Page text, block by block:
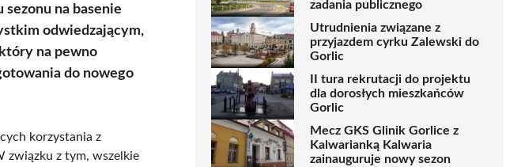
na basenie
odwiedzającym,
na pewno
do nowego
korzystania z
związku z tym, wszelkie
zadania publicznego
Utrudnienia związane z
przyjazdem cyrku Zalewski do
Gorlic
II tura rekrutacji do projektu
dla dorosłych mieszkańców
Gorlic
Mecz GKS Glinik Gorlice z
Kalwarianką Kalwaria
zainauguruje nowy sezon